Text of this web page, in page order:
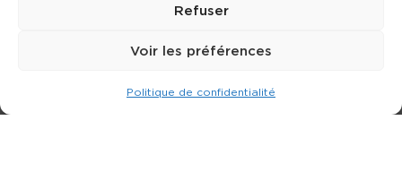
Refuser
Voir les préférences
Politique de confidentialité